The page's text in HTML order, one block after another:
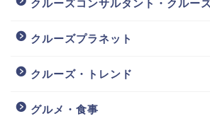
クルーズコンサルタント・クルー
クルーズプラネット
クルーズ・トレンド
グルメ・食事